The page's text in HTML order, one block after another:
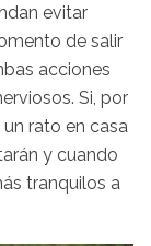
evitar
de salir
acciones
Si, por
rato en casa
y cuando
tranquilos a